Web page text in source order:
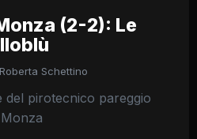
(2-2): Le
Roberta Schettino
del pirotecnico pareggio